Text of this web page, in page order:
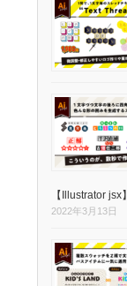
【Illustrator jsx】
2022年3月13日